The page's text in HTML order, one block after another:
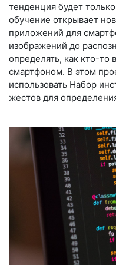
тенденция будет
обучение открывает
приложений для
изображений до
определять, как кто-то
смартфоном. В этом
использовать Набор
жестов для